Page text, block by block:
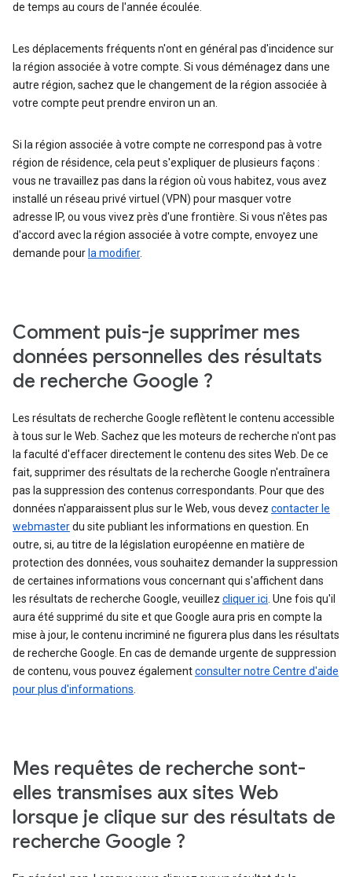
de temps au cours de l'année écoulée.
Les déplacements fréquents n'ont en général pas d'incidence sur
la région associée à votre compte. Si vous déménagez dans une
autre région, sachez que le changement de la région associée à
votre compte peut prendre environ un an.
Si la région associée à votre compte ne correspond pas à votre
région de résidence, cela peut s'expliquer de plusieurs façons :
vous ne travaillez pas dans la région où vous habitez, vous avez
installé un réseau privé virtuel (VPN) pour masquer votre
adresse IP, ou vous vivez près d'une frontière. Si vous n'êtes pas
d'accord avec la région associée à votre compte, envoyez une
demande pour la modifier.
Comment puis-je supprimer mes
données personnelles des résultats
de recherche Google ?
Les résultats de recherche Google reflètent le contenu accessible
à tous sur le Web. Sachez que les moteurs de recherche n'ont pas
la faculté d'effacer directement le contenu des sites Web. De ce
fait, supprimer des résultats de la recherche Google n'entraînera
pas la suppression des contenus correspondants. Pour que des
données n'apparaissent plus sur le Web, vous devez contacter le
webmasterdu site publiant les informations en question. En
outre, si, au titre de la législation européenne en matière de
protection des données, vous souhaitez demander la suppression
de certaines informations vous concernant qui s'affichent dans
les résultats de recherche Google, veuillez cliquer ici . Une fois qu'il
aura été supprimé du site et que Google aura pris en compte la
mise à jour, le contenu incriminé ne figurera plus dans les résultats
de recherche Google. En cas de demande urgente de suppression
de contenu, vous pouvez égalementconsulter notre Centre d'aide
pour plus d'informations
Mes requêtes de recherche sont-
elles transmises aux sites Web
lorsque je clique sur des résultats de
recherche Google ?